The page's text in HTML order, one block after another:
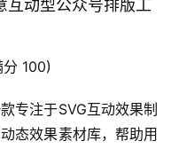
互动型公众号排版工
100)
专注于SVG互动效果制
态效果素材库，帮助用